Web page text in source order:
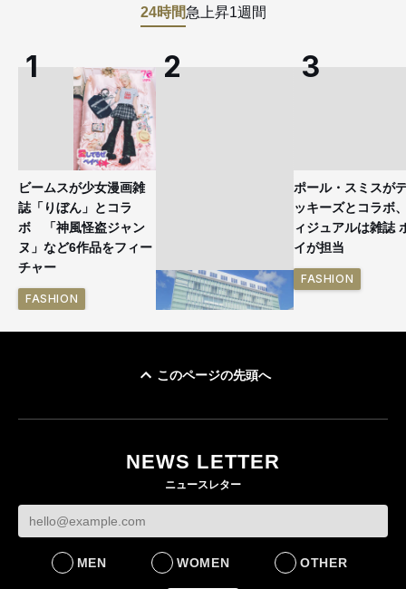
24時間急上昇1週間
ビームスが少女漫画雑
誌「りぼん」とコラ
ボ 「神風怪盗ジャン
ヌ」など6作品をフィー
チャー
FASHION
FASHION
ポール・スミスが
ッキーズとコラボ
ィジュアルは雑誌
イが担当
FASHION
このページの先頭へ
NEWS LETTER
ニュースレター
MEN WOMEN OTHER